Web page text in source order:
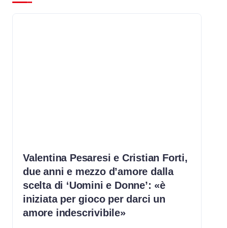
Valentina Pesaresi e Cristian Forti,
due anni e mezzo d’amore dalla
scelta di ‘Uomini e Donne’: «è
iniziata per gioco per darci un
amore indescrivibile»